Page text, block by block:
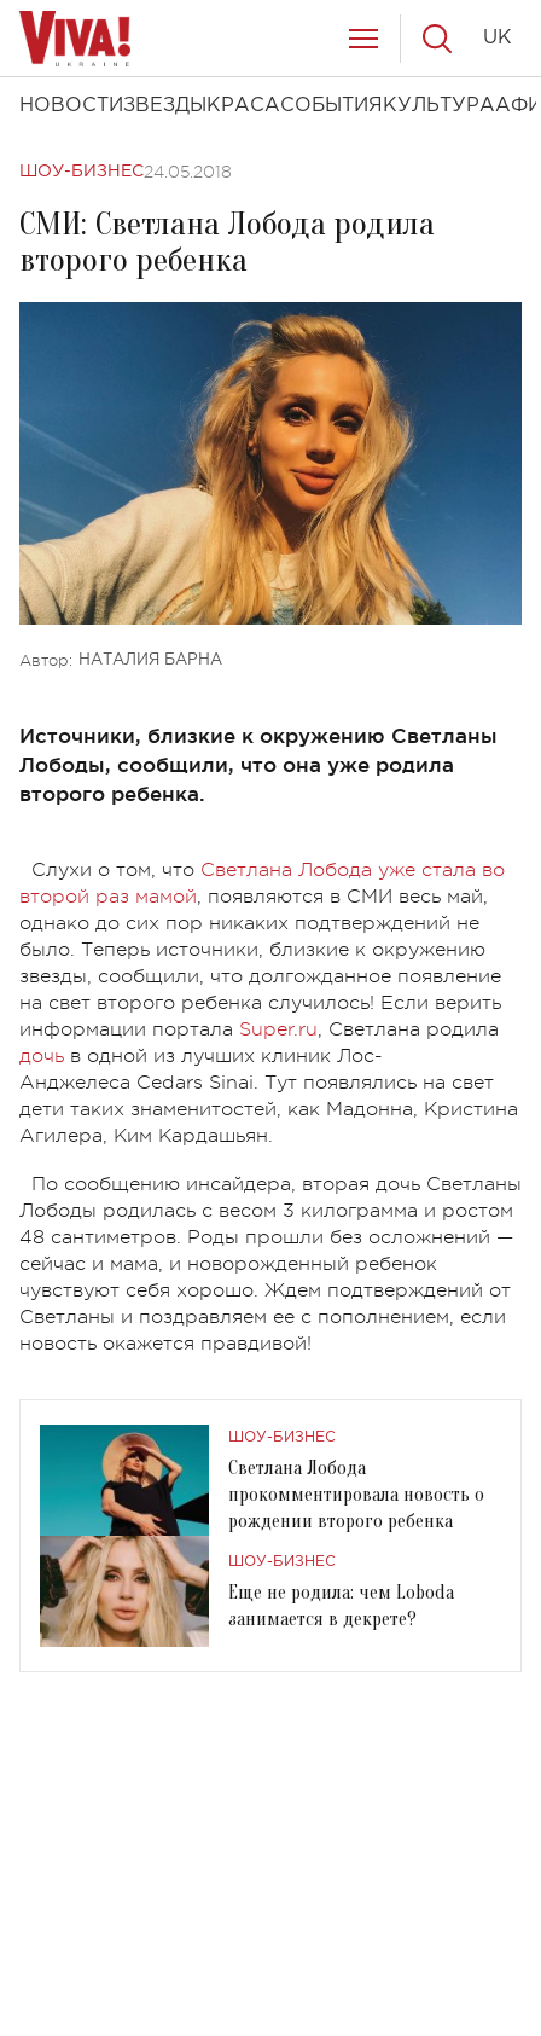
НОВОСТИ ЗВЕЗДЫ КРАСАСОБЫТИЯ КУЛЬТУРА
UK
ШОУ-БИЗНЕС24.05.2018
СМИ: Светлана Лобода родила
второго ребенка
Автор: НАТАЛИЯ БАРНА
Источники, близкие к окружению Светланы
Лободы, сообщили, что она уже родила
второго ребенка.
Слухи о том, что Светлана Лобода уже стала во
второй раз мамой, появляются в СМИ весь май,
однако до сих пор никаких подтверждений не
было. Теперь источники, близкие к окружению
звезды, сообщили, что долгожданное появление
на свет второго ребенка случилось! Если верить
информации портала Super.ru, Светлана родила
дочь в одной из лучших клиник Лос-
Анджелеса Cedars Sinai. Тут появлялись на свет
дети таких знаменитостей, как Мадонна, Кристина
Агилера, Ким Кардашьян.
По сообщению инсайдера, вторая дочь Светланы
Лободы родилась с весом 3 килограмма и ростом
48 сантиметров. Роды прошли без осложнений —
сейчас и мама, и новорожденный ребенок
чувствуют себя хорошо. Ждем подтверждений от
Светланы и поздравляем ее с пополнением, если
новость окажется правдивой!
ШОУ-БИЗНЕС
Светлана Лобода
прокомментировала новость о
рождении второго ребенка
ШОУ-БИЗНЕС
Еще не родила: чем Loboda
занимается в декрете?